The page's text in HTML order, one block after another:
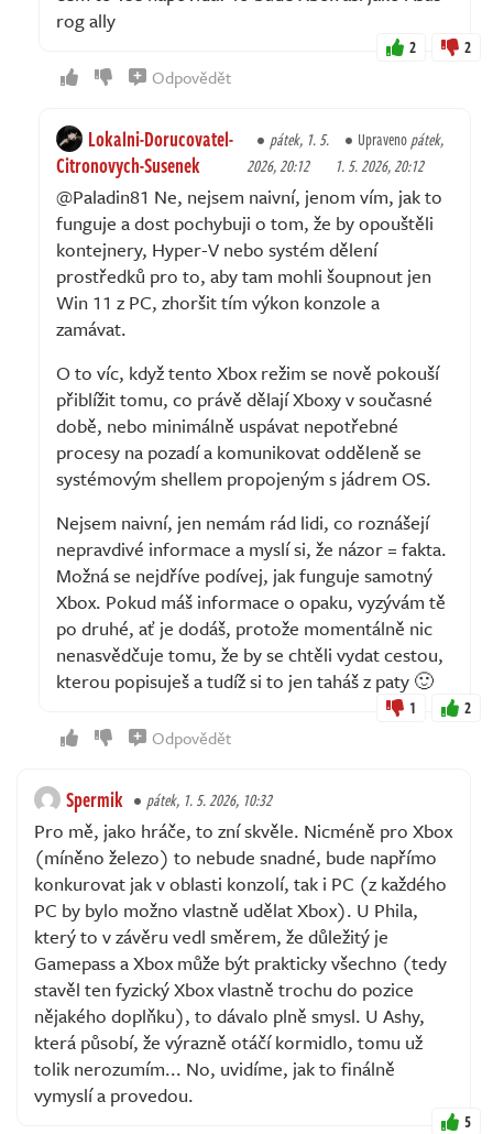
rog ally
2 2
Odpovědět
Lokalni-Dorucovatel-
Citronovych-Susenek
pátek, 1. 5.
2026, 20:12
Upravenopátek,
1. 5. 2026, 20:12
@Paladin81 Ne, nejsem naivní, jenom vím, jak to
funguje a dost pochybuji o tom, že by opouštěli
kontejnery, Hyper-V nebo systém dělení
prostředků pro to, aby tam mohli šoupnout jen
Win 11 z PC, zhoršit tím výkon konzole a
zamávat.
O to víc, když tento Xbox režim se nově pokouší
přiblížit tomu, co právě dělají Xboxy v současné
době, nebo minimálně uspávat nepotřebné
procesy na pozadí a komunikovat odděleně se
systémovým shellem propojeným s jádrem OS.
Nejsem naivní, jen nemám rád lidi, co roznášejí
nepravdivé informace a myslí si, že názor = fakta.
Možná se nejdříve podívej, jak funguje samotný
Xbox. Pokud máš informace o opaku, vyzývám tě
po druhé, ať je dodáš, protože momentálně nic
nenasvědčuje tomu, že by se chtěli vydat cestou,
kterou popisuješ a tudíž si to jen taháš z paty 🙂
1 2
Odpovědět
Spermik pátek, 1. 5. 2026, 10:32
Pro mě, jako hráče, to zní skvěle. Nicméně pro Xbox
(míněno železo) to nebude snadné, bude napřímo
konkurovat jak v oblasti konzolí, tak i PC (z každého
PC by bylo možno vlastně udělat Xbox). U Phila,
který to v závěru vedl směrem, že důležitý je
Gamepass a Xbox může být prakticky všechno (tedy
stavěl ten fyzický Xbox vlastně trochu do pozice
nějakého doplňku), to dávalo plně smysl. U Ashy,
která působí, že výrazně otáčí kormidlo, tomu už
tolik nerozumím... No, uvidíme, jak to finálně
vymyslí a provedou.
5